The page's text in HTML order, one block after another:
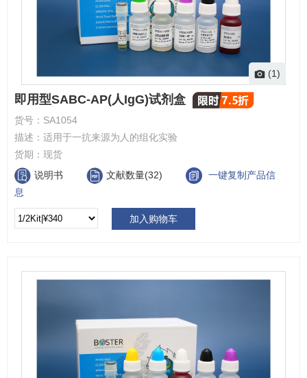
(1)
即用型SABC-AP(人IgG)试剂盒
货号： SA1054
描述： 适用于一抗来源为人的组化实验
货期： 现货
说明书
文献数量(32)
一键复制产品信
息
加入购物车